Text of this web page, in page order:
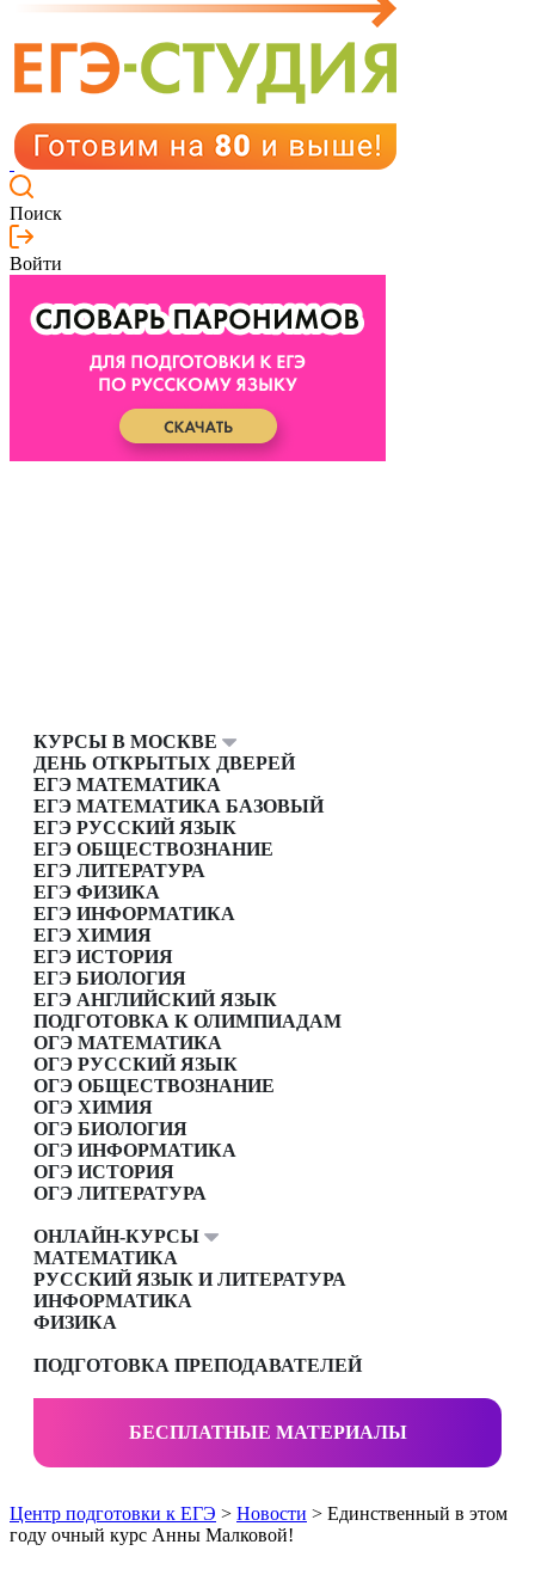
Поиск
Войти
КУРСЫ В МОСКВЕ
ДЕНЬ ОТКРЫТЫХ ДВЕРЕЙ
ЕГЭ МАТЕМАТИКА
ЕГЭ МАТЕМАТИКА БАЗОВЫЙ
ЕГЭ РУССКИЙ ЯЗЫК
ЕГЭ ОБЩЕСТВОЗНАНИЕ
ЕГЭ ЛИТЕРАТУРА
ЕГЭ ФИЗИКА
ЕГЭ ИНФОРМАТИКА
ЕГЭ ХИМИЯ
ЕГЭ ИСТОРИЯ
ЕГЭ БИОЛОГИЯ
ЕГЭ АНГЛИЙСКИЙ ЯЗЫК
ПОДГОТОВКА К ОЛИМПИАДАМ
ОГЭ МАТЕМАТИКА
ОГЭ РУССКИЙ ЯЗЫК
ОГЭ ОБЩЕСТВОЗНАНИЕ
ОГЭ ХИМИЯ
ОГЭ БИОЛОГИЯ
ОГЭ ИНФОРМАТИКА
ОГЭ ИСТОРИЯ
ОГЭ ЛИТЕРАТУРА
ОНЛАЙН-КУРСЫ
МАТЕМАТИКА
РУССКИЙ ЯЗЫК И ЛИТЕРАТУРА
ИНФОРМАТИКА
ФИЗИКА
ПОДГОТОВКА ПРЕПОДАВАТЕЛЕЙ
БЕСПЛАТНЫЕ МАТЕРИАЛЫ
Центр подготовки к ЕГЭ > Новости > Единственный в этом
году очный курс Анны Малковой!